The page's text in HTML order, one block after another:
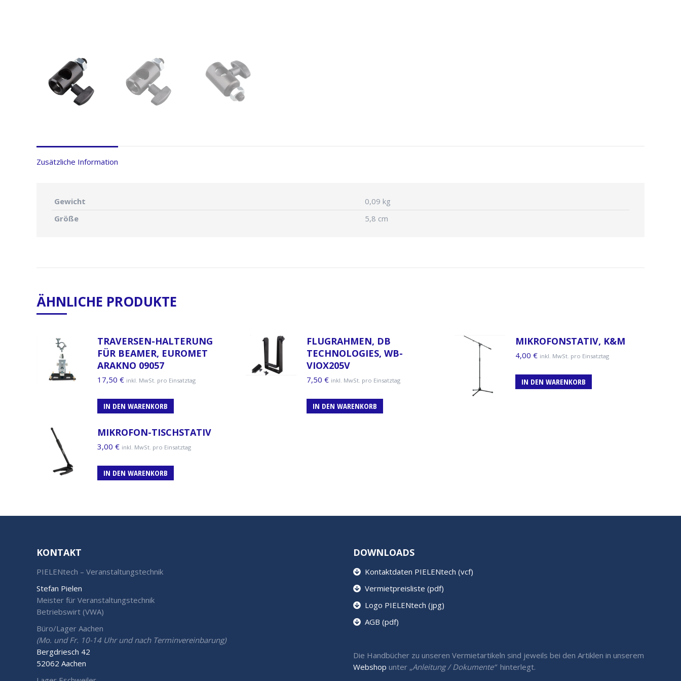
Zusätzliche Information
Gewicht
0,09 kg
Größe
5,8 cm
ÄHNLICHE PRODUKTE
TRAVERSEN-HALTERUNG
FÜR BEAMER, EUROMET
ARAKNO 09057
17,50 € inkl. MwSt. pro Einsatztag
IN DEN WARENKORB
FLUGRAHMEN, DB
TECHNOLOGIES, WB-
VIOX205V
7,50 € inkl. MwSt. pro Einsatztag
IN DEN WARENKORB
MIKROFONSTATIV, K&M
4,00 € inkl. MwSt. pro Einsatztag
IN DEN WARENKORB
MIKROFON-TISCHSTATIV
3,00 € inkl. MwSt. pro Einsatztag
IN DEN WARENKORB
KONTAKT
PIELENtech – Veranstaltungstechnik
Stefan Pielen
Meister für Veranstaltungstechnik
Betriebswirt (VWA)
Büro/Lager Aachen
(Mo. und Fr. 10-14 Uhr und nach Terminvereinbarung)
Bergdriesch 42
52062 Aachen
DOWNLOADS
Kontaktdaten PIELENtech (vcf)
Vermietpreisliste (pdf)
Logo PIELENtech (jpg)
AGB (pdf)
Die Handbücher zu unseren Vermietartikeln sind jeweils bei den Artiklen in unserem
Webshop unter „Anleitung / Dokumente“ hinterlegt.